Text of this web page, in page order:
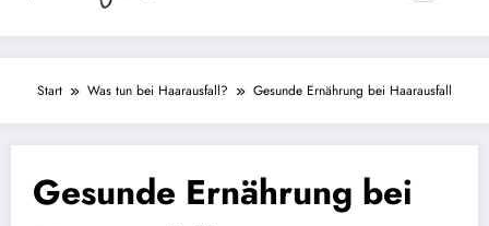
Start Was tun bei Haarausfall? Gesunde Ernährung bei Haarausfall
Gesunde Ernährung bei